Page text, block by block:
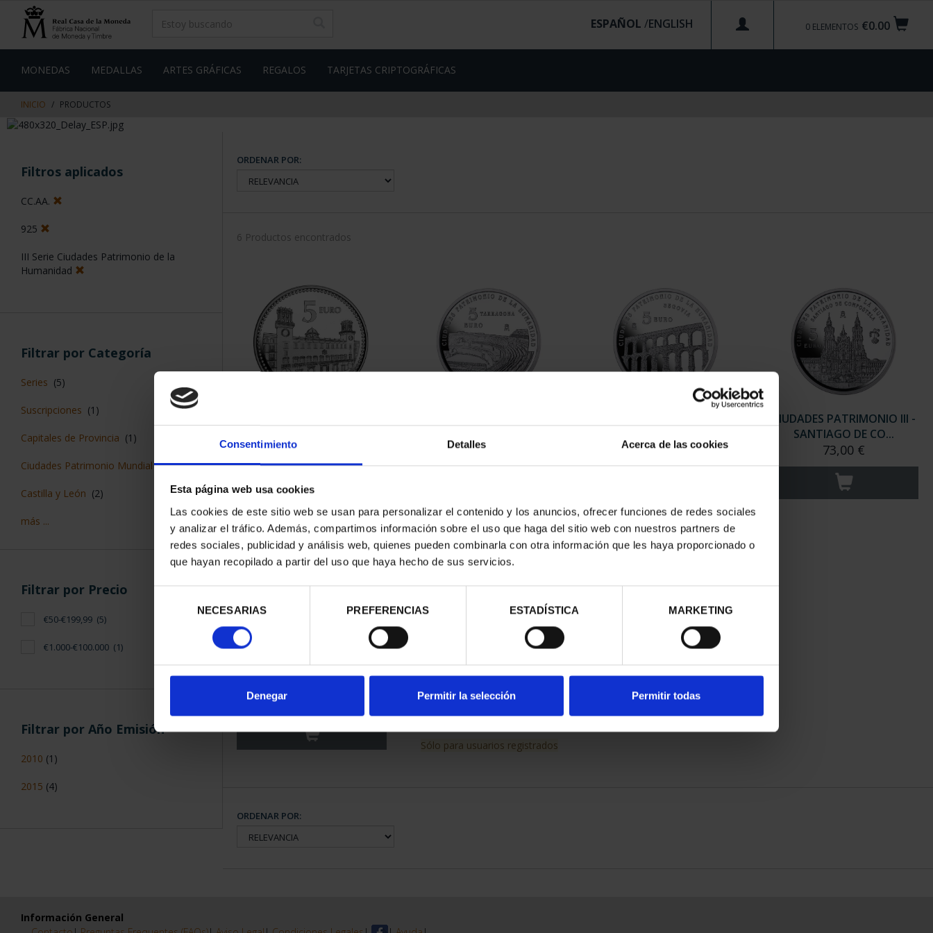
Consentimiento Detalles Acerca de las cookies
Esta página web usa cookies
Las cookies de este sitio web se usan para personalizar el contenido y los anuncios, ofrecer funciones de redes sociales
y analizar el tráfico. Además, compartimos información sobre el uso que haga del sitio web con nuestros partners de
redes sociales, publicidad y análisis web, quienes pueden combinarla con otra información que les haya proporcionado o
que hayan recopilado a partir del uso que haya hecho de sus servicios.
consentimiento
NECESARIAS PREFERENCIAS ESTADÍSTICA MARKETING
Denegar Permitir la selección Permitir todas
contenido
de
€0.00
0 ELEMENTOS
ESPAÑOL /
MONEDAS MEDALLAS ARTES GRÁFICAS REGALOS TARJETAS CRIPTOGRÁFICAS
INICIO PRODUCTOS
Filtros aplicados
CC.AA.
925
III Serie Ciudades Patrimonio de la
Humanidad
Filtrar por Categoría
Series (5)
Suscripciones (1)
Capitales de Provincia (1)
Ciudades Patrimonio Mundial (4)
Castilla y León (2)
más ...
Filtrar por Precio
€50-€199,99 (5)
€1.000-€100.000 (1)
Filtrar por Año Emisión
2010 (1)
2015 (4)
ORDENAR POR:
6 Productos encontrados
73,00 € 73,00 € 73,00 €
CIUDADES PATRIMONIO III -
SANTIAGO DE CO...
73,00 €
CIUDADES PATRIMONIO III -
SUSCRIPCIÓN CIUDADES
1.095,00 €
Sólo para usuarios registrados
ORDENAR POR:
Información General